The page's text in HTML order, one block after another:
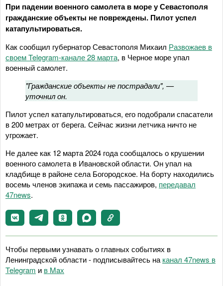
При падении военного самолета в море у Севастополя
гражданские объекты не повреждены. Пилот успел
катапультироваться.
Как сообщил губернатор Севастополя Михаил Развожаев в
своем Telegram-канале 28 марта, в Черное море упал
военный самолет.
"Гражданские объекты не пострадали", —
уточнил он.
Пилот успел катапультироваться, его подобрали спасатели
в 200 метрах от берега. Сейчас жизни летчика ничто не
угрожает.
Не далее как 12 марта 2024 года сообщалось о крушении
военного самолета в Ивановской области. Он упал на
кладбище в районе села Богородское. На борту находились
восемь членов экипажа и семь пассажиров, передавал
47news.
Чтобы первыми узнавать о главных событиях в
Ленинградской области - подписывайтесь на канал 47news в
Telegram и в Maх